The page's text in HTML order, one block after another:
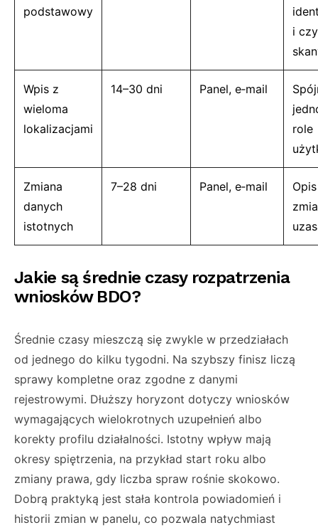
podstawowy
i
Wpis z
wieloma
lokalizacjami
14–30 dni Panel, e‑mail
role
Zmiana
danych
istotnych
7–28 dni Panel, e‑mail
Jakie są średnie czasy rozpatrzenia
wniosków BDO?
Średnie czasy mieszczą się zwykle w przedziałach
od jednego do kilku tygodni. Na szybszy finisz liczą
sprawy kompletne oraz zgodne z danymi
rejestrowymi. Dłuższy horyzont dotyczy wniosków
wymagających wielokrotnych uzupełnień albo
korekty profilu działalności. Istotny wpływ mają
okresy spiętrzenia, na przykład start roku albo
zmiany prawa, gdy liczba spraw rośnie skokowo.
Dobrą praktyką jest stała kontrola powiadomień i
historii zmian w panelu, co pozwala natychmiast